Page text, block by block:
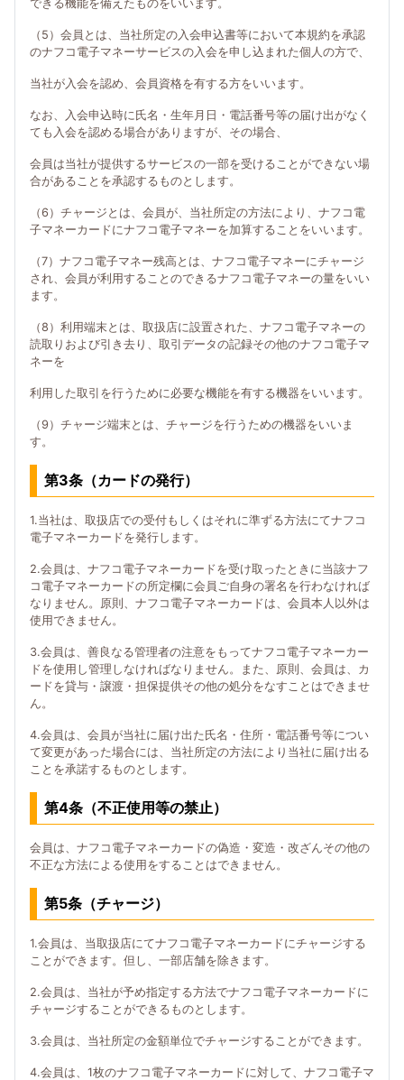
できる機能を備えたものをいいます。
（5）会員とは、当社所定の入会申込書等において本規約を承認
のナフコ電子マネーサービスの入会を申し込まれた個人の方で、
当社が入会を認め、会員資格を有する方をいいます。
なお、入会申込時に氏名・生年月日・電話番号等の届け出がなく
ても入会を認める場合がありますが、その場合、
会員は当社が提供するサービスの一部を受けることができない場
合があることを承認するものとします。
（6）チャージとは、会員が、当社所定の方法により、ナフコ電
子マネーカードにナフコ電子マネーを加算することをいいます。
（7）ナフコ電子マネー残高とは、ナフコ電子マネーにチャージ
され、会員が利用することのできるナフコ電子マネーの量をいい
ます。
（8）利用端末とは、取扱店に設置された、ナフコ電子マネーの
読取りおよび引き去り、取引データの記録その他のナフコ電子マ
ネーを
利用した取引を行うために必要な機能を有する機器をいいます。
（9）チャージ端末とは、チャージを行うための機器をいいま
す。
第3条（カードの発行）
1.当社は、取扱店での受付もしくはそれに準ずる方法にてナフコ
電子マネーカードを発行します。
2.会員は、ナフコ電子マネーカードを受け取ったときに当該ナフ
コ電子マネーカードの所定欄に会員ご自身の署名を行わなければ
なりません。原則、ナフコ電子マネーカードは、会員本人以外は
使用できません。
3.会員は、善良なる管理者の注意をもってナフコ電子マネーカー
ドを使用し管理しなければなりません。また、原則、会員は、カ
ードを貸与・譲渡・担保提供その他の処分をなすことはできませ
ん。
4.会員は、会員が当社に届け出た氏名・住所・電話番号等につい
て変更があった場合には、当社所定の方法により当社に届け出る
ことを承諾するものとします。
第4条（不正使用等の禁止）
会員は、ナフコ電子マネーカードの偽造・変造・改ざんその他の
不正な方法による使用をすることはできません。
第5条（チャージ）
1.会員は、当取扱店にてナフコ電子マネーカードにチャージする
ことができます。但し、一部店舗を除きます。
2.会員は、当社が予め指定する方法でナフコ電子マネーカードに
チャージすることができるものとします。
3.会員は、当社所定の金額単位でチャージすることができます。
4.会員は、1枚のナフコ電子マネーカードに対して、ナフコ電子マ